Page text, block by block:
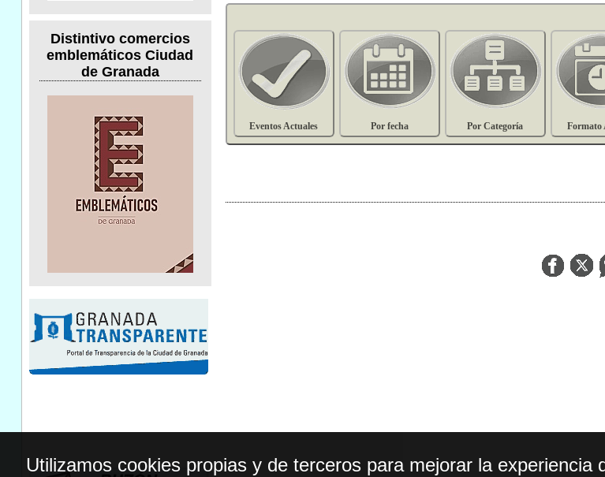
Distintivo comercios
emblemáticos Ciudad
de Granada
Eventos Actuales Por fecha Por Categoría Formato
Utilizamos cookies propias y de terceros para mejorar la